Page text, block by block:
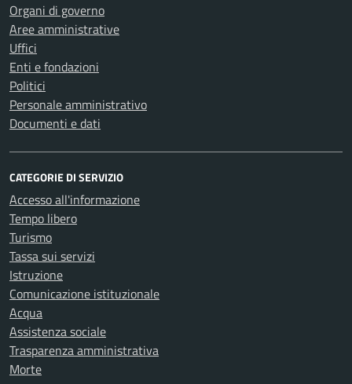
Organi di governo
Aree amministrative
Uffici
Enti e fondazioni
Politici
Personale amministrativo
Documenti e dati
CATEGORIE DI SERVIZIO
Accesso all'informazione
Tempo libero
Turismo
Tassa sui servizi
Istruzione
Comunicazione istituzionale
Acqua
Assistenza sociale
Trasparenza amministrativa
Morte